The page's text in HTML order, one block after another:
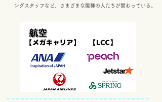
ングスタッフなど、さまざまな職種の人たちが関わっている。